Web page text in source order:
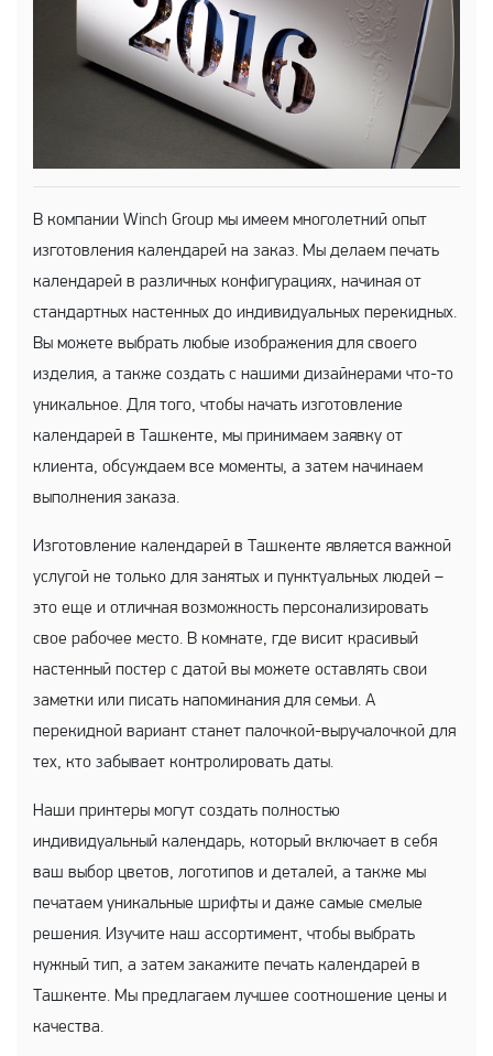
В компании Winch Group мы имеем многолетний опыт
изготовления календарей на заказ. Мы делаем печать
календарей в различных конфигурациях, начиная от
стандартных настенных до индивидуальных перекидных.
Вы можете выбрать любые изображения для своего
изделия, а также создать с нашими дизайнерами что-то
уникальное. Для того, чтобы начать изготовление
календарей в Ташкенте, мы принимаем заявку от
клиента, обсуждаем все моменты, а затем начинаем
выполнения заказа.
Изготовление календарей в Ташкенте является важной
услугой не только для занятых и пунктуальных людей –
это еще и отличная возможность персонализировать
свое рабочее место. В комнате, где висит красивый
настенный постер с датой вы можете оставлять свои
заметки или писать напоминания для семьи. А
перекидной вариант станет палочкой-выручалочкой для
тех, кто забывает контролировать даты.
Наши принтеры могут создать полностью
индивидуальный календарь, который включает в себя
ваш выбор цветов, логотипов и деталей, а также мы
печатаем уникальные шрифты и даже самые смелые
решения. Изучите наш ассортимент, чтобы выбрать
нужный тип, а затем закажите печать календарей в
Ташкенте. Мы предлагаем лучшее соотношение цены и
качества.